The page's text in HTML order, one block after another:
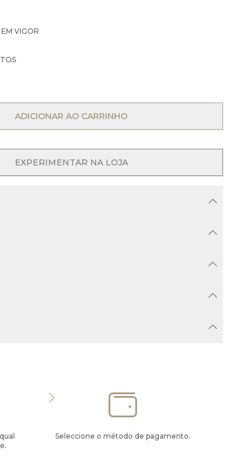
VIGOR
OPEN MENU
ADICIONAR AO CARRINHO
EXPERIMENTAR NA LOJA
Seleccione o método de pagamento.